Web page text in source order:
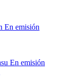
En emisión
En emisión